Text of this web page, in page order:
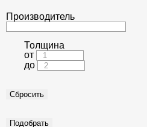
Производитель
Толщина
от
до